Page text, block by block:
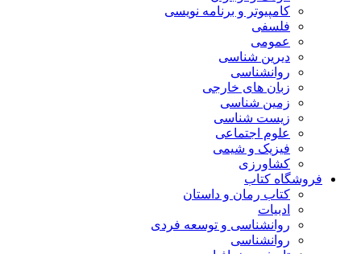
کامپیوتر و برنامه نویسی
فلسفی
عمومی
دیرین شناسی
روانشناسی
زبان های خارجی
زمین شناسی
زیست شناسی
علوم اجتماعی
فیزیک و شیمی
کشاورزی
فروشگاه کتاب
کتاب رمان و داستان
ادبیات
روانشناسی و توسعه فردی
روانشناسی